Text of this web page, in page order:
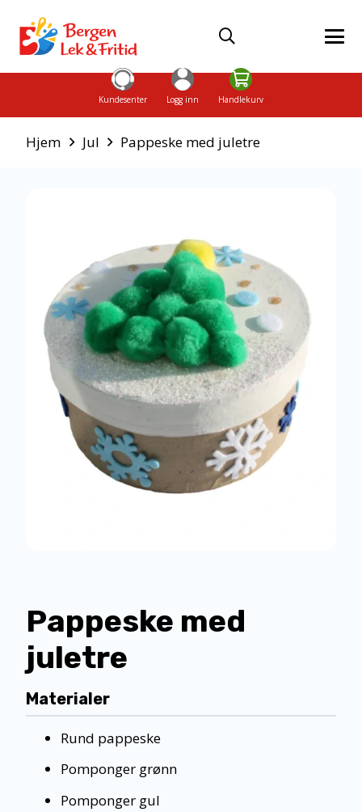
Kundesenter Logg inn Handlekurv
Hjem Jul Pappeske med juletre
Pappeske med
juletre
Materialer
Rund pappeske
Pomponger grønn
Pomponger gul